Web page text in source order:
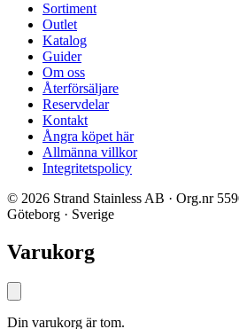
Sortiment
Outlet
Katalog
Guider
Om oss
Återförsäljare
Reservdelar
Kontakt
Ångra köpet här
Allmänna villkor
Integritetspolicy
© 2026 Strand Stainless AB · Org.nr
Göteborg · Sverige
Varukorg
Din varukorg är tom.